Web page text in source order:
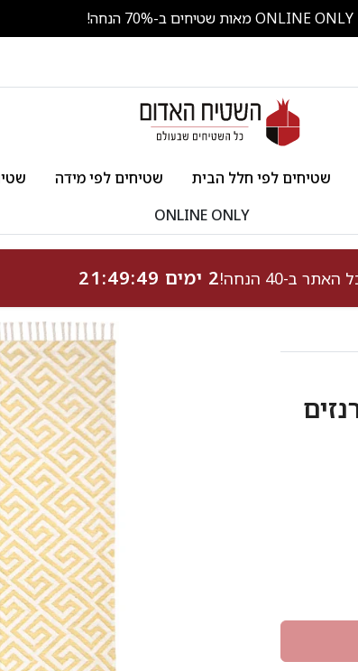
ONLINE ONLY מאות שטיחים ב-70% הנחה!
שטיחים לפי חלל הבית שטיחים לפי מידה
ONLINE ONLY
פרנזים